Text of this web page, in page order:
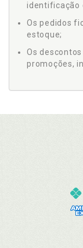
identificação
Os pedidos
estoque;
Os
promoções,